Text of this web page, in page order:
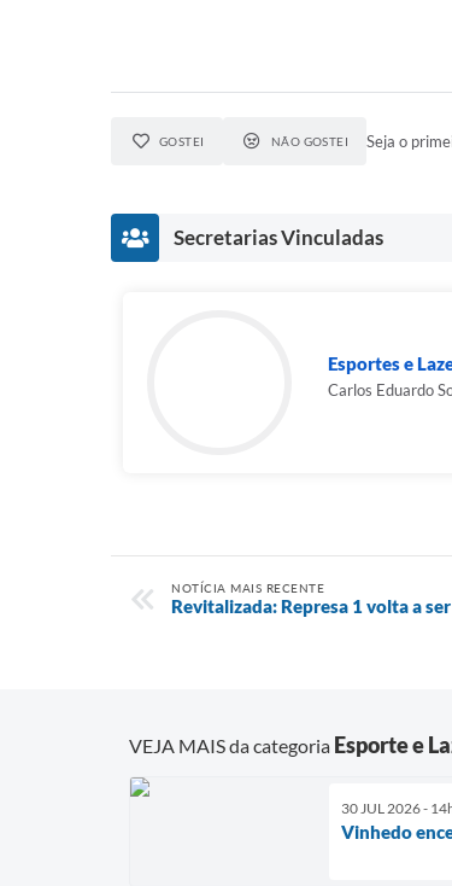
GOSTEI NÃO GOSTEI Seja o
Secretarias Vinculadas
Esportes e
Carlos Eduardo
NOTÍCIA MAIS RECENTE
Revitalizada: Represa 1 volta a
VEJA MAIS da categoria Esporte e
30 JUL 2026 -
Vinhedo